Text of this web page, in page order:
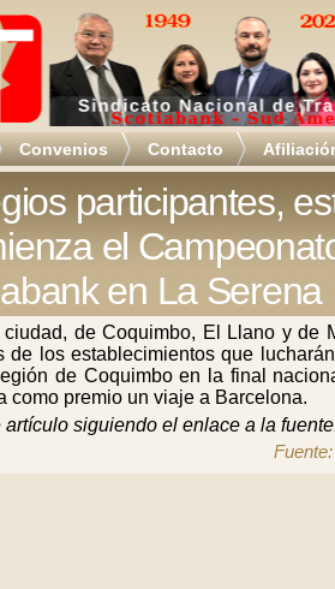
Convenios Contacto
participantes,
el
en La Serena
ciudad, de Coquimbo, El Llano y de
de los establecimientos que
de Coquimbo en la final
como premio un viaje a Barcelona.
siguiendo el enlace a la